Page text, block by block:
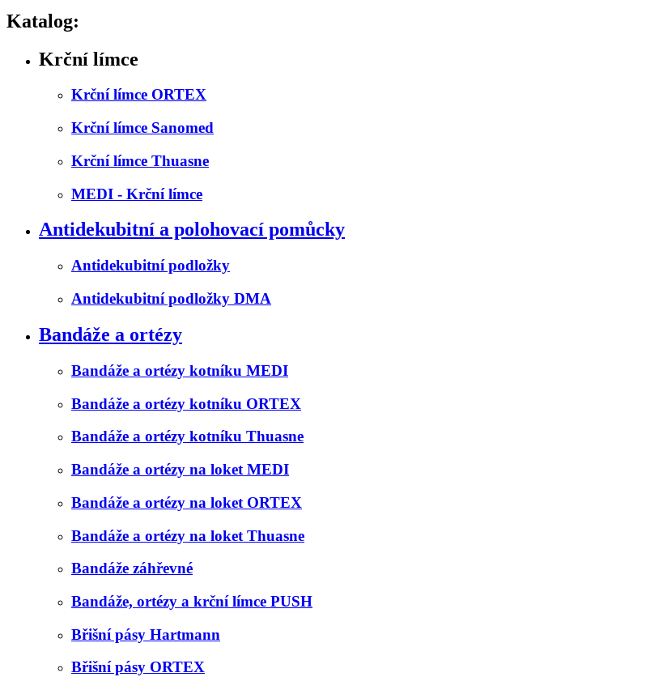
Katalog:
Krční límce
Krční límce ORTEX
Krční límce Sanomed
Krční límce Thuasne
MEDI - Krční límce
Antidekubitní a polohovací pomůcky
Antidekubitní podložky
Antidekubitní podložky DMA
Bandáže a ortézy
Bandáže a ortézy kotníku MEDI
Bandáže a ortézy kotníku ORTEX
Bandáže a ortézy kotníku Thuasne
Bandáže a ortézy na loket MEDI
Bandáže a ortézy na loket ORTEX
Bandáže a ortézy na loket Thuasne
Bandáže záhřevné
Bandáže, ortézy a krční límce PUSH
Břišní pásy Hartmann
Břišní pásy ORTEX